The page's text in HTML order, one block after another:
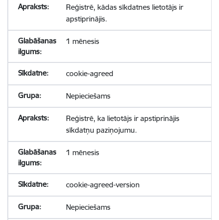
Reģistrē, kādas sīkdatnes lietotājs ir
apstiprinājis.
1 mēnesis
cookie-agreed
Nepieciešams
Reģistrē, ka lietotājs ir apstiprinājis
sīkdatņu paziņojumu.
1 mēnesis
cookie-agreed-version
Nepieciešams